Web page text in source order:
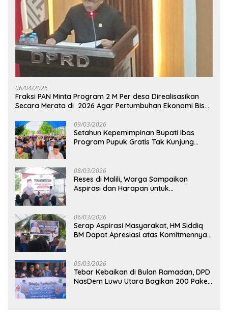
06/04/2026
Fraksi PAN Minta Program 2 M Per desa Direalisasikan
Secara Merata di 2026 Agar Pertumbuhan Ekonomi Bisa
09/03/2026
Setahun Kepemimpinan Bupati Ibas
Program Pupuk Gratis Tak Kunjung
08/03/2026
Reses di Malili, Warga Sampaikan
Aspirasi dan Harapan untuk
06/03/2026
Serap Aspirasi Masyarakat, HM Siddiq
BM Dapat Apresiasi atas Komitmennya
05/03/2026
Tebar Kebaikan di Bulan Ramadan, DPD
NasDem Luwu Utara Bagikan 200 Paket